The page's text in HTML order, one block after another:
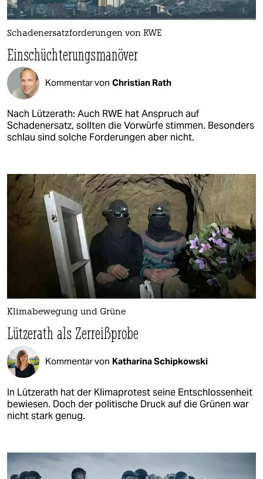
Schadenersatzforderungen von RWE
Einschüchterungsmanöver
Kommentar von Christian Rath
Nach Lützerath: Auch RWE hat Anspruch auf
Schadenersatz, sollten die Vorwürfe stimmen. Besonders
schlau sind solche Forderungen aber nicht.
Klimabewegung und Grüne
Lützerath als Zerreißprobe
Kommentar von Katharina Schipkowski
In Lützerath hat der Klimaprotest seine Entschlossenheit
bewiesen. Doch der politische Druck auf die Grünen war
nicht stark genug.